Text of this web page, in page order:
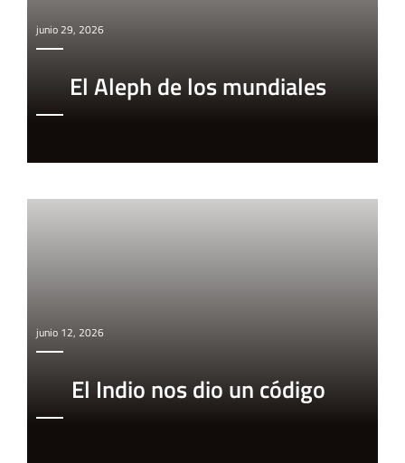
junio 29, 2026
El Aleph de los mundiales
junio 12, 2026
El Indio nos dio un código